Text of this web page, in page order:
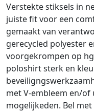
Verstekte stiksels in
juiste fit voor een
gemaakt van
gerecycled polyester
voorgekrompen op
poloshirt sterk en
met V-embleem en/
mogelijkeden. Bel met